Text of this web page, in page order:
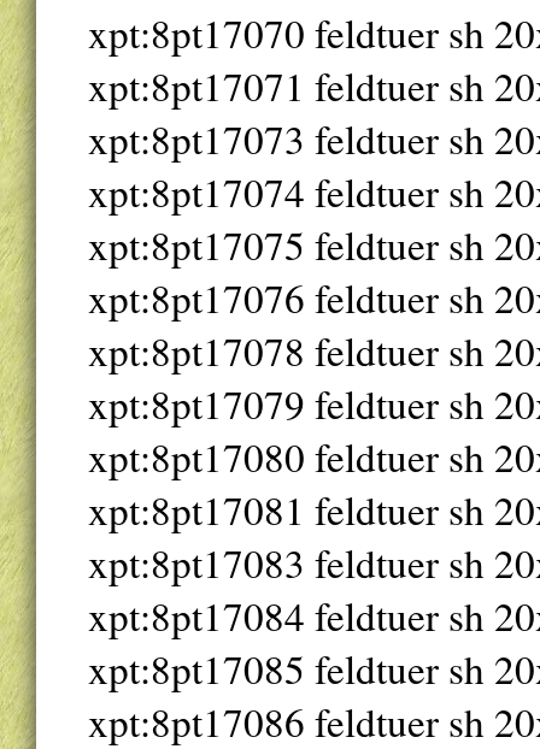
xpt:8pt17070 feldtuer sh
xpt:8pt17071 feldtuer sh
xpt:8pt17073 feldtuer sh
xpt:8pt17074 feldtuer sh
xpt:8pt17075 feldtuer sh
xpt:8pt17076 feldtuer sh
xpt:8pt17078 feldtuer sh
xpt:8pt17079 feldtuer sh
xpt:8pt17080 feldtuer sh
xpt:8pt17081 feldtuer sh
xpt:8pt17083 feldtuer sh
xpt:8pt17084 feldtuer sh
xpt:8pt17085 feldtuer sh
xpt:8pt17086 feldtuer sh